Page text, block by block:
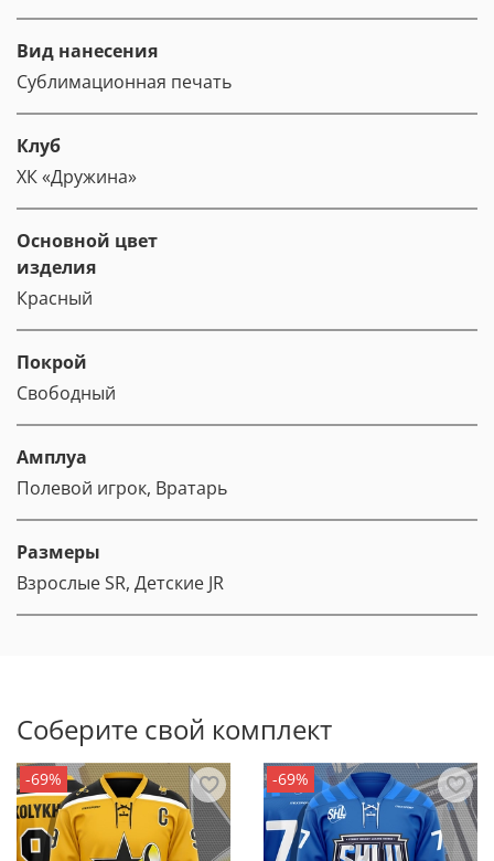
Вид нанесения
Сублимационная печать
Клуб
ХК «Дружина»
Основной цвет
изделия
Красный
Покрой
Свободный
Амплуа
Полевой игрок, Вратарь
Размеры
Взрослые SR, Детские JR
Соберите свой комплект
-69% -69%